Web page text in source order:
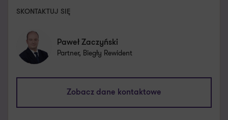
SKONTAKTUJ SIĘ
Paweł Zaczyński
Partner, Biegły Rewident
Zobacz dane kontaktowe